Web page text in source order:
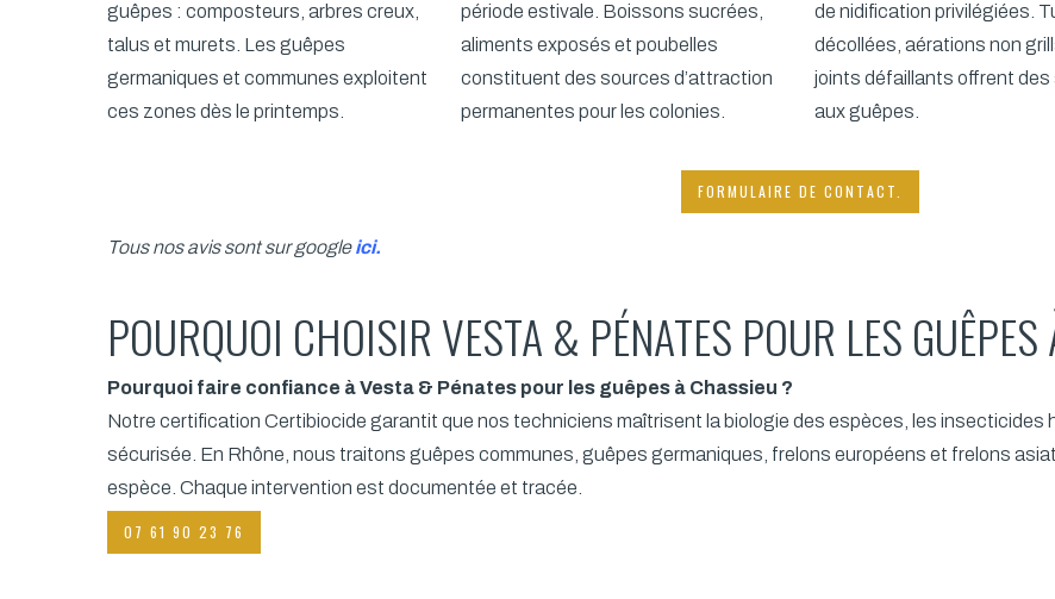
guêpes : composteurs, arbres creux,
talus et murets. Les guêpes
germaniques et communes exploitent
ces zones dès le printemps.
période estivale. Boissons sucrées,
aliments exposés et poubelles
constituent des sources d’attraction
permanentes pour les colonies.
de nidification privilégiées.
décollées, aérations non
joints défaillants offrent des
aux guêpes.
FORMULAIRE DE CONTACT.
Tous nos avis sont sur google ici.
POURQUOI CHOISIR VESTA & PÉNATES POUR LES
Pourquoi faire confiance à Vesta & Pénates pour les guêpes à Chassieu ?
Notre certification Certibiocide garantit que nos techniciens maîtrisent la biologie des espèces, les insecticides
sécurisée. En Rhône, nous traitons guêpes communes, guêpes germaniques, frelons européens et frelons
espèce. Chaque intervention est documentée et tracée.
07 61 90 23 76